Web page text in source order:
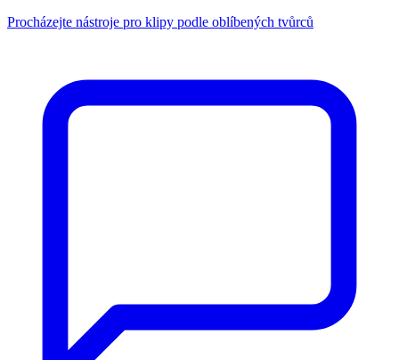
Procházejte nástroje pro klipy podle oblíbených tvůrců